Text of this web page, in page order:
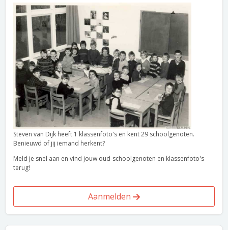
Steven van Dijk heeft 1 klassenfoto's en kent 29 schoolgenoten.
Benieuwd of jij iemand herkent?
Meld je snel aan en vind jouw oud-schoolgenoten en klassenfoto's
terug!
Aanmelden